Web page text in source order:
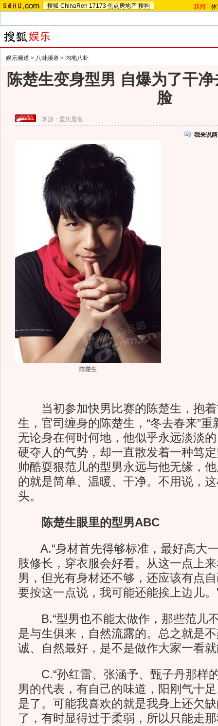
搜狐 ChinaRen 17173 焦点房地产 搜狗 新闻 -
娱乐频道 > 八卦频道 > 内地八卦
陈楚生变身型男 自爆为了干
脸
来源：重庆晨报
我来说
陈楚生
当初参加快男比赛的陈楚生，抱着
生，官司缠身的陈楚生，“冬去春来”
无论身在何时何地，他似乎永远淡淡
硬夺人的气势，却一直散发着一种笃
帅酷耍狠范儿的型男永远与他无缘，
的就是简单、温暖、干净。不用说，
头。
陈楚生眼里的型男ABC
A.“身材首先得够标准，最好高大
肢修长，穿衣服会好看。从这一点上
男，但光有身材还不够，还应该有点
要按这一点说，我可能还能挨上边儿。
B.“型男也不能太做作，那些范儿
是与生俱来，自然流露的。总之就是
诚、自然最好，是不是做作大家一看
C.“孙红雷、张涵予、甄子丹那样
男的代表，有自己的味道，阳刚气十
是了。可能我喜欢的就是我身上还欠
了，有时显得过于柔弱，所以只能走那